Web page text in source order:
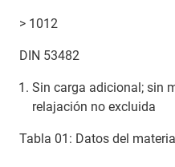
> 1012
DIN 53482
Sin carga adicional; sin
relajación no excluida
Tabla 01: Datos del